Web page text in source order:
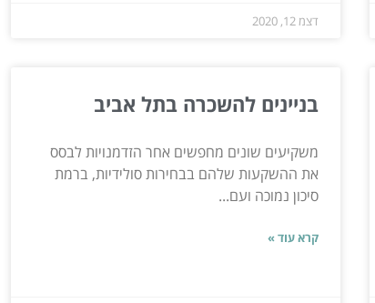
דצמ 12, 2020
בניינים להשכרה בתל אביב
משקיעים שונים מחפשים אחר הזדמנויות לבסס
את ההשקעות שלהם בבחירות סולידיות, ברמת
סיכון נמוכה ועם...
קרא עוד »